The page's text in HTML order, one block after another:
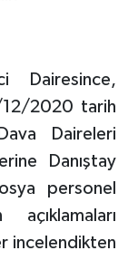
Dairesince,
12/2020 tarih
Daireleri
Danıştay
personel
incelendikten